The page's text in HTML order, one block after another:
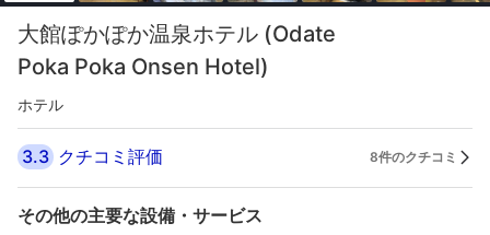
大館ぽかぽか温泉ホテル (Odate
Poka Poka Onsen Hotel)
ホテル
3.3 クチコミ評価 8件のクチコミ
その他の主要な設備・サービス